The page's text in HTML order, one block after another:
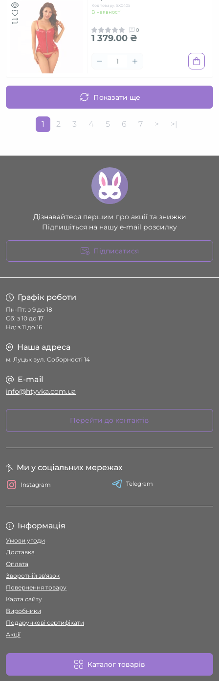
Код товару: SX0405
В наявності
0
1 379.00 ₴
Показати ще
1 2 3 4 5 6 7 > >|
Дізнавайтеся першим про акції та знижки
Підпишіться на нашу e-mail розсилку
Підписатися
Графік роботи
Пн-Пт: з 9 до 18
Сб: з 10 до 17
Нд: з 11 до 16
Наша адреса
м. Луцьк вул. Соборності 14
E-mail
info@htyvka.com.ua
Перейти до контактів
Інформація
Умови угоди
Доставка
Оплата
Зворотній зв'язок
Повернення товару
Карта сайту
Виробники
Подарункові сертифікати
Акції
Каталог товарів
Ми у соціальних мережах
Instagram Telegram